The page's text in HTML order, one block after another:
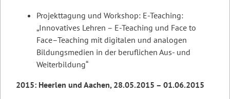
Projekttagung und Workshop: E-Teaching:
„Innovatives Lehren – E-Teaching und Face to
Face–Teaching mit digitalen und analogen
Bildungsmedien in der beruflichen Aus- und
Weiterbildung“
2015: Heerlen und Aachen, 28.05.2015 – 01.06.2015